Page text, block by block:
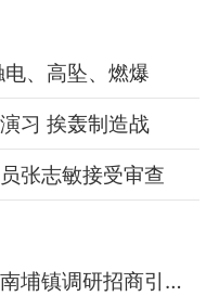
、高坠、燃爆
习 挨轰制造战
张志敏接受审查
泉港区政府主要领导带队到南埔镇调研招商引资、争资化债等重点工作